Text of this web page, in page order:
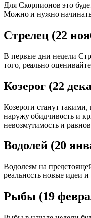
Для Скорпионов это
Можно и нужно начинать
Стрелец (22
В первые дни недели
того, реально
Козерог (22
Козероги станут
наружу обидчивость и
невозмутимость и
Водолей (20
Водолеям на
реальность новые идеи
Рыбы (19